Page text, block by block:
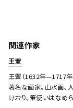
関連作家
王翬
王翬（1632年—1717年
著名な画家。山水画、
けおり、筆使いはなめ
主催
予想価格
JPY 80,000 -